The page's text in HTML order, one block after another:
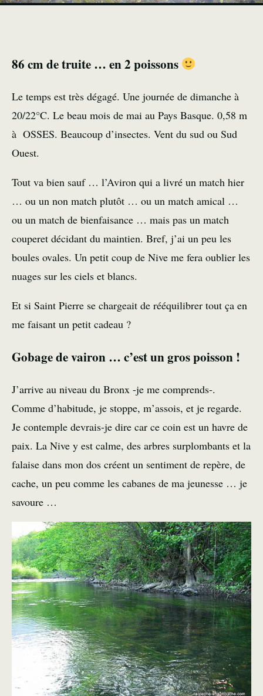
86 cm de truite … en 2 poissons
Le temps est très dégagé. Une journée de dimanche à
20/22°C. Le beau mois de mai au Pays Basque. 0,58 m
à OSSES. Beaucoup d’insectes. Vent du sud ou Sud
Ouest.
Tout va bien sauf … l’Aviron qui a livré un match hier
… ou un non match plutôt … ou un match amical …
ou un match de bienfaisance … mais pas un match
couperet décidant du maintien. Bref, j’ai un peu les
boules ovales. Un petit coup de Nive me fera oublier les
nuages sur les ciels et blancs.
Et si Saint Pierre se chargeait de rééquilibrer tout ça en
me faisant un petit cadeau ?
Gobage de vairon … c’est un gros poisson !
J’arrive au niveau du Bronx -je me comprends-.
Comme d’habitude, je stoppe, m’assois, et je regarde.
Je contemple devrais-je dire car ce coin est un havre de
paix. La Nive y est calme, des arbres surplombants et la
falaise dans mon dos créent un sentiment de repère, de
cache, un peu comme les cabanes de ma jeunesse … je
savoure …